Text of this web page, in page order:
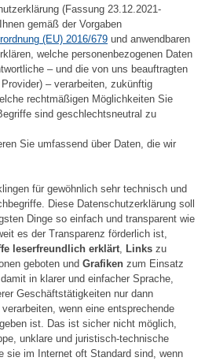
(Fassung 23.12.2021-
gemäß der Vorgaben
(EU) 2016/679 und anwendbaren
welche personenbezogenen Daten
– und die von uns beauftragten
– verarbeiten, zukünftig
rechtmäßigen Möglichkeiten Sie
sind geschlechtsneutral zu
Sie umfassend über Daten, die wir
für gewöhnlich sehr technisch und
Diese Datenschutzerklärung soll
Dinge so einfach und transparent wie
es der Transparenz förderlich ist,
leserfreundlich erklärt, Links zu
geboten und Grafiken zum Einsatz
in klarer und einfacher Sprache,
Geschäftstätigkeiten nur dann
wenn eine entsprechende
ist. Das ist sicher nicht möglich,
unklare und juristisch-technische
sie im Internet oft Standard sind, wenn